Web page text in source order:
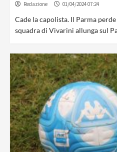
Redazione 01/04/2024 07:24
Cade la capolista. Il Parma
squadra di Vivarini allunga sul